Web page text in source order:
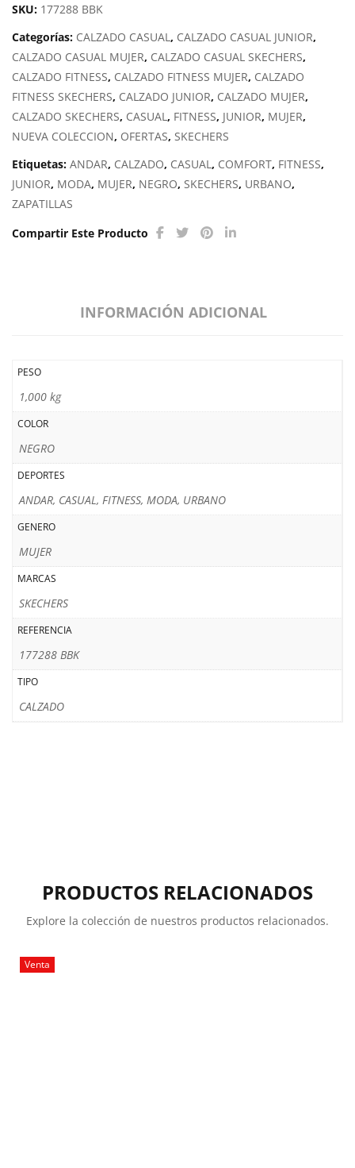
SKU: 177288 BBK
Categorías: CALZADO CASUAL, CALZADO CASUAL JUNIOR,
CALZADO CASUAL MUJER, CALZADO CASUAL SKECHERS,
CALZADO FITNESS, CALZADO FITNESS MUJER, CALZADO
FITNESS SKECHERS, CALZADO JUNIOR, CALZADO MUJER,
CALZADO SKECHERS, CASUAL, FITNESS, JUNIOR, MUJER,
NUEVA COLECCION, OFERTAS, SKECHERS
Etiquetas: ANDAR, CALZADO, CASUAL, COMFORT, FITNESS,
JUNIOR, MODA, MUJER, NEGRO, SKECHERS, URBANO,
ZAPATILLAS
Compartir Este Producto
INFORMACIÓN ADICIONAL
PESO
1,000 kg
COLOR
NEGRO
DEPORTES
ANDAR, CASUAL, FITNESS, MODA, URBANO
GENERO
MUJER
MARCAS
SKECHERS
REFERENCIA
177288 BBK
TIPO
CALZADO
PRODUCTOS RELACIONADOS
Explore la colección de nuestros productos relacionados.
Venta